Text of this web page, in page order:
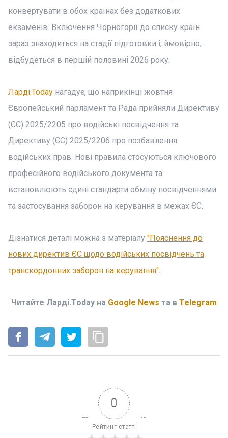
конвертувати в обох країнах без додаткових
екзаменів. Включення Чорногорії до списку країн
зараз знаходиться на стадії підготовки і, ймовірно,
відбудеться в першій половині 2026 року.
Ларді.Today нагадує, що наприкінці жовтня
Європейський парламент та Рада прийняли Директиву
(ЄС) 2025/2205 про водійські посвідчення та
Директиву (ЄС) 2025/2206 про позбавлення
водійських прав. Нові правила стосуються ключового
професійного водійського документа та
встановлюють єдині стандарти обміну посвідченнями
та застосування заборон на керування в межах ЄС.
Дізнатися деталі можна з матеріалу "Пояснення до
нових директив ЄС щодо водійських посвідчень та
транскордонних заборон на керування".
Читайте Ларді.Today на Google News та в Telegram
0
Рейтинг статті